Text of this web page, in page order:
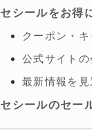
セシールをお得
クーポン・
公式サイト
最新情報を
セシールのセー